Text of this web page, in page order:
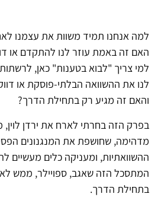
למה אנחנו תמיד משוות את עצמנו
האם זה באמת עוזר לנו להתקדם או
למי צריך "לבוא בטענות" כאן,
לנו את ההשוואה הבלתי-פוסקת או
והאם זה מגיע רק בתחילת הדרך?
בפרק הזה בחרתי לארח את ירדן
מדהימה, שחושפת את המנגנונים
ההשוואתיות, ומעניקה כלים מעשיים
המתסכל הזה שאגב, ספויילר, ממש
בתחילת הדרך.